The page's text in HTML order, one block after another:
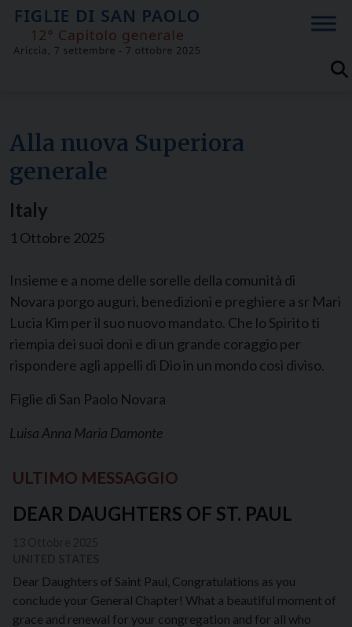
Skip
content
Alla nuova Superiora
generale
Italy
1 Ottobre 2025
Insieme e a nome delle sorelle della comunità di
Novara porgo auguri, benedizioni e preghiere a sr Mari
Lucia Kim per il suo nuovo mandato. Che lo Spirito ti
riempia dei suoi doni e di un grande coraggio per
rispondere agli appelli di Dio in un mondo così diviso.
Figlie di San Paolo Novara
Luisa Anna Maria Damonte
ULTIMO MESSAGGIO
DEAR DAUGHTERS OF ST. PAUL
Dear Daughters of Saint Paul, Congratulations as you
conclude your General Chapter! What a beautiful moment of
grace and renewal for your congregation and for all who